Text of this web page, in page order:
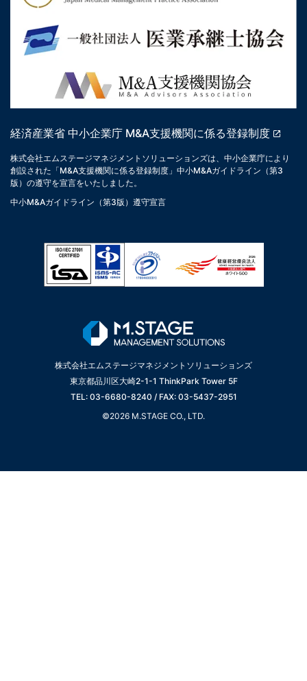
経済産業省 中小企業庁 M&A支援機関に係る登録制度
株式会社エムステージマネジメントソリューションズは、中小企業庁により
創設された「M&A支援機関に係る登録制度」中小M&Aガイドライン（第3
版）の遵守を宣言をいたしました。
中小M&Aガイドライン（第3版）遵守宣言
株式会社エムステージマネジメントソリューションズ
東京都品川区大崎2-1-1 ThinkPark Tower 5F
TEL: 03-6680-8240 / FAX: 03-5437-2951
©2026 M.STAGE CO., LTD.